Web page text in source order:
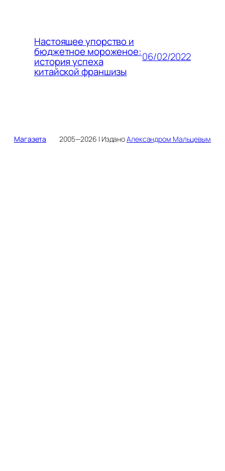
Настоящее упорство и
бюджетное мороженое:
история успеха
китайской франшизы
06/02/2022
Магазета 2005—2026 | ИзданоАлександром Мальцевым